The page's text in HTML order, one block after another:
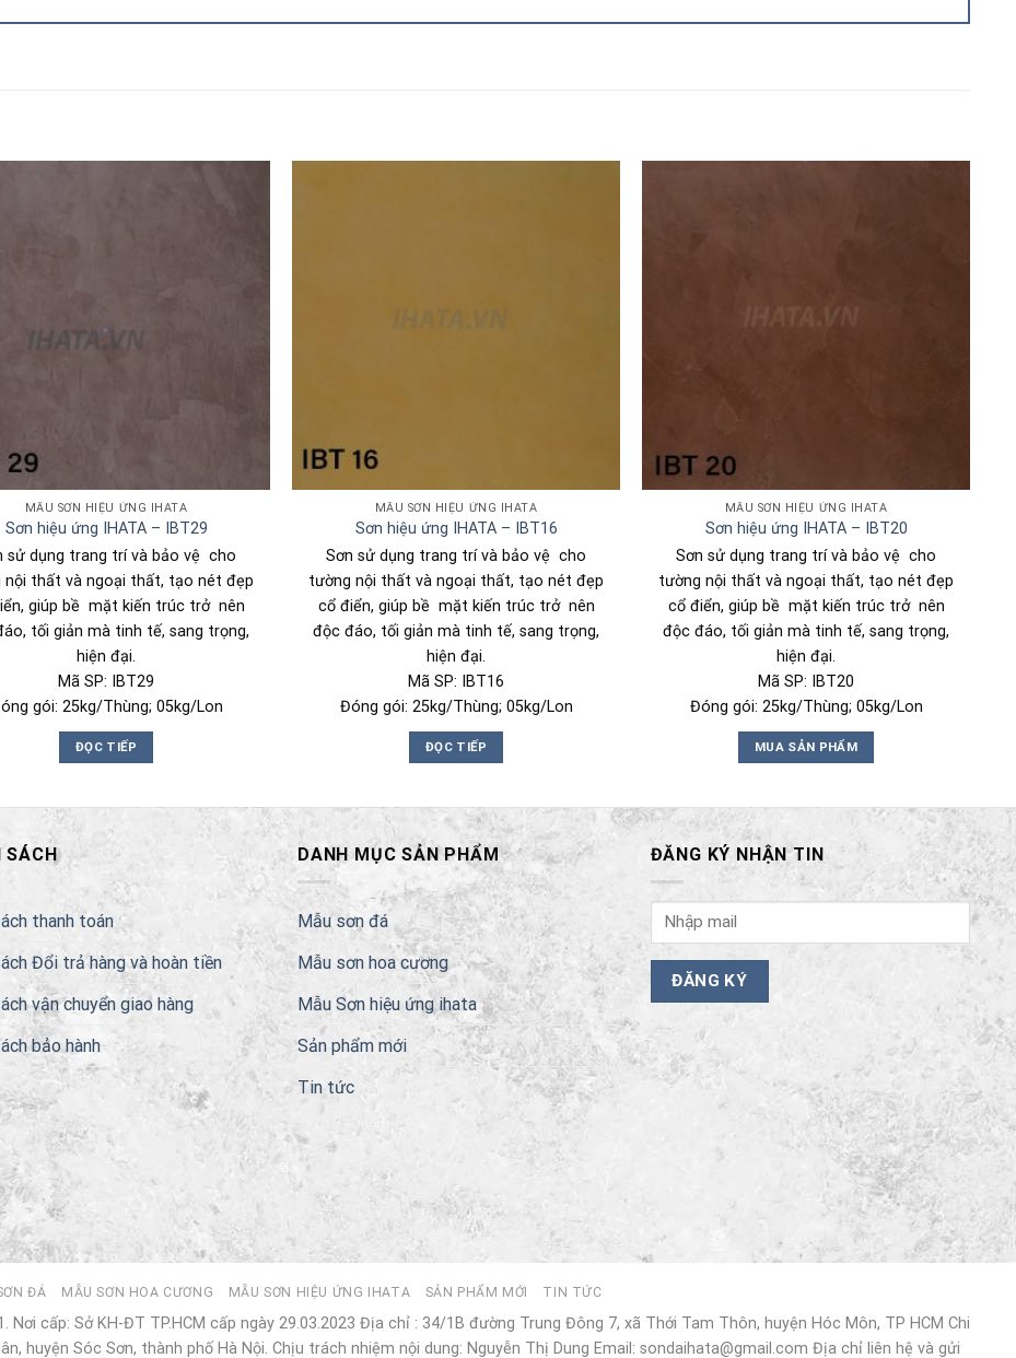
MẪU SƠN HIỆU ỨNG IHATA
Sơn hiệu ứng IHATA – IBT29
sử dụng trang trí và bảo vệ cho
nội thất và ngoại thất, tạo nét đẹp
giúp bề mặt kiến trúc trở nên
tối giản mà tinh tế, sang trọng,
hiện đại.
Mã SP: IBT29
gói: 25kg/Thùng; 05kg/Lon
ĐỌC TIẾP
MẪU SƠN HIỆU ỨNG IHATA
Sơn hiệu ứng IHATA – IBT16
Sơn sử dụng trang trí và bảo vệ cho
tường nội thất và ngoại thất, tạo nét đẹp
cổ điển, giúp bề mặt kiến trúc trở nên
độc đáo, tối giản mà tinh tế, sang trọng,
hiện đại.
Mã SP: IBT16
Đóng gói: 25kg/Thùng; 05kg/Lon
ĐỌC TIẾP
MẪU SƠN HIỆU ỨNG IHATA
Sơn hiệu ứng IHATA – IBT20
Sơn sử dụng trang trí và bảo vệ cho
tường nội thất và ngoại thất, tạo nét đẹp
cổ điển, giúp bề mặt kiến trúc trở nên
độc đáo, tối giản mà tinh tế, sang trọng,
hiện đại.
Mã SP: IBT20
Đóng gói: 25kg/Thùng; 05kg/Lon
MUA SẢN PHẨM
SÁCH
thanh toán
Đổi trả hàng và hoàn tiền
vận chuyển giao hàng
bảo hành
DANH MỤC SẢN PHẨM
Mẫu sơn đá
Mẫu sơn hoa cương
Mẫu Sơn hiệu ứng ihata
Sản phẩm mới
Tin tức
ĐĂNG KÝ NHẬN TIN
ĐÁ MẪU SƠN HOA CƯƠNG MẪU SƠN HIỆU ỨNG IHATA SẢN PHẨM MỚI TIN TỨC
Nơi cấp: Sở KH-ĐT TP.HCM cấp ngày 29.03.2023 Địa chỉ : 34/1B đường Trung Đông 7, xã Thới Tam Thôn, huyện Hóc Môn, TP HCM Chi
huyện Sóc Sơn, thành phố Hà Nội. Chịu trách nhiệm nội dung: Nguyễn Thị Dung Email: sondaihata@gmail.com Địa chỉ liên hệ và gửi